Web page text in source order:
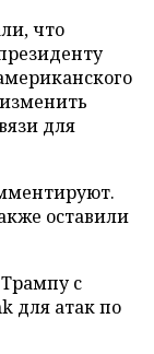
что
для
оставили
с
для атак по